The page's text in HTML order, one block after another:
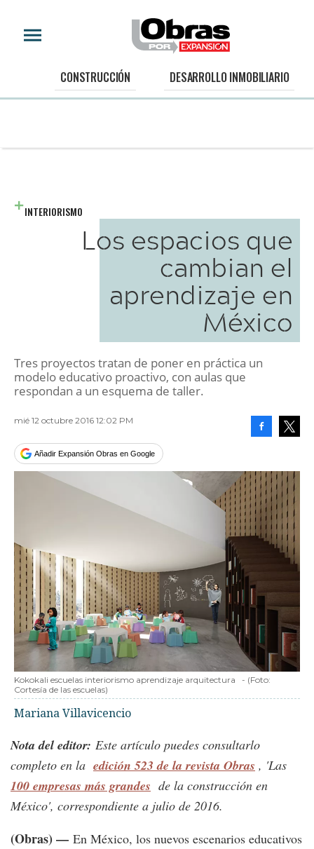
CONSTRUCCIÓN DESARROLLO INMOBILIARIO
INTERIORISMO
Los espacios que
cambian el
aprendizaje en
México
Tres proyectos tratan de poner en práctica un
modelo educativo proactivo, con aulas que
respondan a un esquema de taller.
mié 12 octubre 2016 12:02 PM
Añadir Expansión Obras en Google
Kokokali escuelas interiorismo aprendizaje arquitectura - (Foto:
Cortesía de las escuelas)
Mariana Villavicencio
Nota del editor: Este artículo puedes consultarlo
completo en la edición 523 de la revista Obras , 'Las
100 empresas más grandes de la construcción en
México', correspondiente a julio de 2016.
(Obras) — En México, los nuevos escenarios educativos